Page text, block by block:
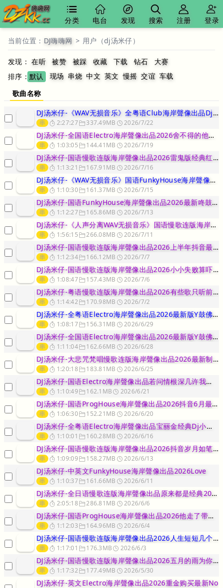
分类 电台 发现 搜索 注册 登录
当前位置： DJ嗨嗨网 > 用户（dj汤米仔）
发现： 在听 被赞 被踩 收藏 下载 钻石
大赛
排序：默认 现场 串烧 中文 英文 慢摇 交谊 车载
歌曲名称
DJ汤米仔-《WAV无损音乐》全粤语Club海岸聲像出品DjCan
串 2:27:27 337.49MB 2026/7/22
DJ汤米仔-全国语Electro海岸聲像出品2026舍不得的他他他
串 1:03:05 144.41MB 2026/7/19
DJ汤米仔-国语慢歌连版海岸聲像出品2026雷鬼版经典红歌翻唱串烧
串 1:13:21 167.91MB 2026/7/16
DJ汤米仔-《WAV无损音乐》国语FunkyHouse海岸聲像出品
串 1:10:30 161.37MB 2026/7/15
DJ汤米仔-国语FunkyHouse海岸聲像出品2026最新咚鼓可
串 1:12:27 165.86MB 2026/7/13
DJ汤米仔-《人声分离WAV无损音乐》国语慢歌连版海岸聲像出品有些
串 1:56:15 266.08MB 2026/7/11
DJ汤米仔-国语慢歌连版海岸聲像出品2026上半年抖音最火年度最佳
串 1:12:34 166.12MB 2026/7/7
DJ汤米仔-国语慢歌连版海岸聲像出品2026小小失败算吓米雷鬼版串
串 1:08:47 157.43MB 2026/7/6
DJ汤米仔-粤语慢歌连版海岸聲像出品2026有些歌只听前奏就很心动
串 1:14:42 170.98MB 2026/7/2
DJ汤米仔-全粤语Electro海岸聲像出品2026最新版Y鼓佛佛
串 1:08:17 156.31MB 2026/6/29
DJ汤米仔-全国语Electro海岸聲像出品2026最新版Y鼓佛佛
串 1:11:04 162.66MB 2026/6/28
DJ汤米仔-大悲咒梵唱慢歌连版海岸聲像出品2026最新制作80分钟
串 1:20:18 183.81MB 2026/6/25
DJ汤米仔-国语Electro海岸聲像出品若问情根深几许我要去找从
串 1:10:49 162.1MB 2026/6/21
DJ汤米仔-国语ProgHouse海岸聲像出品2026抖音6月最新
串 1:06:30 152.21MB 2026/6/20
DJ汤米仔-全粤语Electro海岸聲像出品宝丽金经典Dj小九系列
串 1:10:01 160.28MB 2026/6/16
DJ汤米仔-国语慢歌连版海岸聲像出品2026抖音岁月如笔写春秋我要
串 1:09:09 158.27MB 2026/6/13
DJ汤米仔-中英文FunkyHouse海岸聲像出品2026Love
串 1:10:37 161.66MB 2026/6/11
DJ汤米仔-全日语慢歌连版海岸聲像出品原来都是经典2026抖音热播
串 2:05:18 286.81MB 2026/6/6
DJ汤米仔-国语ProgHouse海岸聲像出品2026他走了带不走
串 1:12:03 164.96MB 2026/6/4
DJ汤米仔-国语慢歌连版海岸聲像出品2026人生短短几个秋啊不醉不
串 1:17:01 176.3MB 2026/6/3
DJ汤米仔-国语慢歌连版海岸聲像出品2026五月的雨为你下不停串烧
串 1:17:32 177.49MB 2026/5/30
DJ汤米仔-英文Electro海岸聲像出品2026重金购买最新No